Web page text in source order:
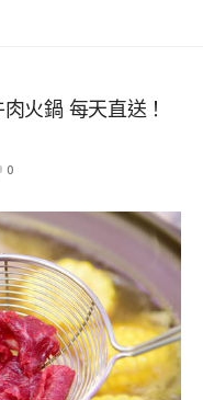
火鍋 每天直送！
0